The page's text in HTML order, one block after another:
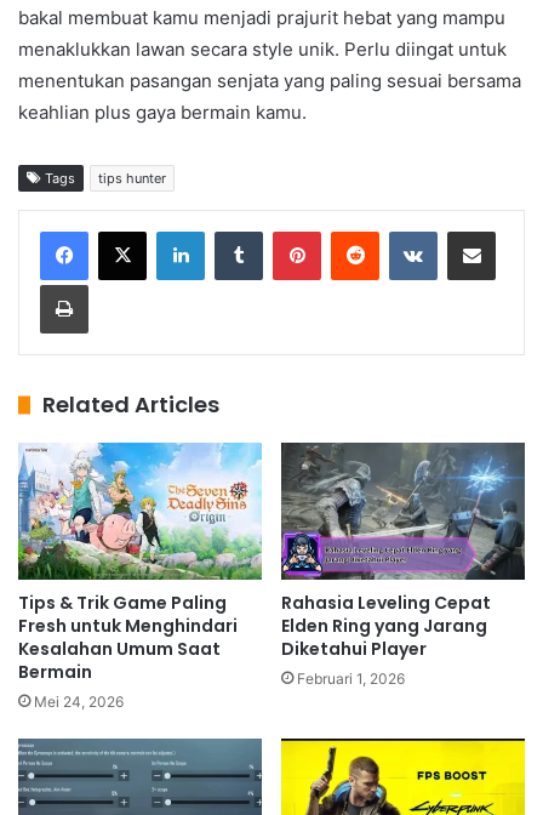
bakal membuat kamu menjadi prajurit hebat yang mampu
menaklukkan lawan secara style unik. Perlu diingat untuk
menentukan pasangan senjata yang paling sesuai bersama
keahlian plus gaya bermain kamu.
Tags tips hunter
Related Articles
Tips & Trik Game Paling
Fresh untuk Menghindari
Kesalahan Umum Saat
Bermain
Mei 24, 2026
Rahasia Leveling Cepat
Elden Ring yang Jarang
Diketahui Player
Februari 1, 2026